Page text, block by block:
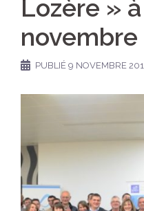
Lozère »
novembre
PUBLIÉ 9 NOVEMBRE